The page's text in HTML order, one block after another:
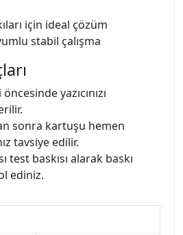
için ideal çözüm
stabil çalışma
yazıcınızı
sonra kartuşu hemen
tavsiye edilir.
test baskısı alarak baskı
ediniz.